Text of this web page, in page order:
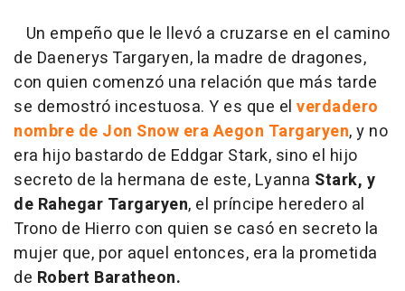
Un empeño que le llevó a cruzarse en el camino
de Daenerys Targaryen, la madre de dragones,
con quien comenzó una relación que más tarde
se demostró incestuosa. Y es que el verdadero
nombre de Jon Snow era Aegon Targaryen, y no
era hijo bastardo de Eddgar Stark, sino el hijo
secreto de la hermana de este, Lyanna Stark, y
de Rahegar Targaryen, el príncipe heredero al
Trono de Hierro con quien se casó en secreto la
mujer que, por aquel entonces, era la prometida
de Robert Baratheon.